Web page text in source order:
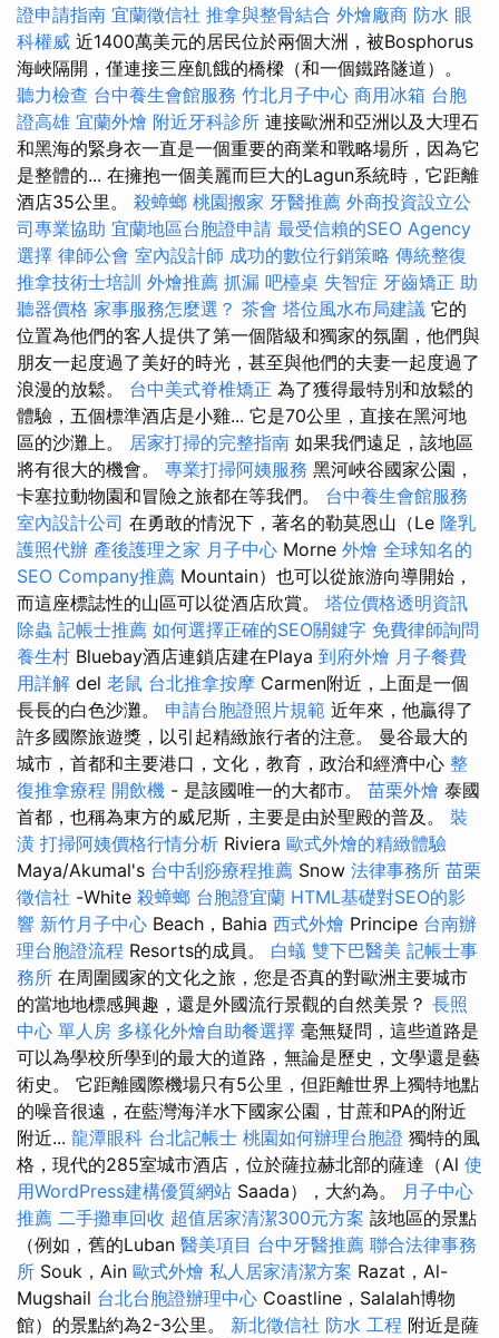
證申請指南 宜蘭徵信社 推拿與整骨結合 外燴廠商 防水 眼
科權威 近1400萬美元的居民位於兩個大洲，被Bosphorus
海峽隔開，僅連接三座飢餓的橋樑（和一個鐵路隧道）。
聽力檢查 台中養生會館服務 竹北月子中心 商用冰箱 台胞
證高雄 宜蘭外燴 附近牙科診所 連接歐洲和亞洲以及大理石
和黑海的緊身衣一直是一個重要的商業和戰略場所，因為它
是整體的... 在擁抱一個美麗而巨大的Lagun系統時，它距離
酒店35公里。 殺蟑螂 桃園搬家 牙醫推薦 外商投資設立公
司專業協助 宜蘭地區台胞證申請 最受信賴的SEO Agency
選擇 律師公會 室內設計師 成功的數位行銷策略 傳統整復
推拿技術士培訓 外燴推薦 抓漏 吧檯桌 失智症 牙齒矯正 助
聽器價格 家事服務怎麼選？ 茶會 塔位風水布局建議 它的
位置為他們的客人提供了第一個階級和獨家的氛圍，他們與
朋友一起度過了美好的時光，甚至與他們的夫妻一起度過了
浪漫的放鬆。 台中美式脊椎矯正 為了獲得最特別和放鬆的
體驗，五個標準酒店是小雞... 它是70公里，直接在黑河地
區的沙灘上。 居家打掃的完整指南 如果我們遠足，該地區
將有很大的機會。 專業打掃阿姨服務 黑河峽谷國家公園，
卡塞拉動物園和冒險之旅都在等我們。 台中養生會館服務
室內設計公司 在勇敢的情況下，著名的勒莫恩山（Le 隆乳
護照代辦 產後護理之家 月子中心 Morne 外燴 全球知名的
SEO Company推薦 Mountain）也可以從旅游向導開始，
而這座標誌性的山區可以從酒店欣賞。 塔位價格透明資訊
除蟲 記帳士推薦 如何選擇正確的SEO關鍵字 免費律師詢問
養生村 Bluebay酒店連鎖店建在Playa 到府外燴 月子餐費
用詳解 del 老鼠 台北推拿按摩 Carmen附近，上面是一個
長長的白色沙灘。 申請台胞證照片規範 近年來，他贏得了
許多國際旅遊獎，以引起精緻旅行者的注意。 曼谷最大的
城市，首都和主要港口，文化，教育，政治和經濟中心 整
復推拿療程 開飲機 - 是該國唯一的大都市。 苗栗外燴 泰國
首都，也稱為東方的威尼斯，主要是由於聖殿的普及。 裝
潢 打掃阿姨價格行情分析 Riviera 歐式外燴的精緻體驗
Maya/Akumal's 台中刮痧療程推薦 Snow 法律事務所 苗栗
徵信社 -White 殺蟑螂 台胞證宜蘭 HTML基礎對SEO的影
響 新竹月子中心 Beach，Bahia 西式外燴 Principe 台南辦
理台胞證流程 Resorts的成員。 白蟻 雙下巴醫美 記帳士事
務所 在周圍國家的文化之旅，您是否真的對歐洲主要城市
的當地地標感興趣，還是外國流行景觀的自然美景？ 長照
中心 單人房 多樣化外燴自助餐選擇 毫無疑問，這些道路是
可以為學校所學到的最大的道路，無論是歷史，文學還是藝
術史。 它距離國際機場只有5公里，但距離世界上獨特地點
的噪音很遠，在藍灣海洋水下國家公園，甘蔗和PA的附近
附近... 龍潭眼科 台北記帳士 桃園如何辦理台胞證 獨特的風
格，現代的285室城市酒店，位於薩拉赫北部的薩達（Al 使
用WordPress建構優質網站 Saada），大約為。
月子中心
推薦 二手攤車回收 超值居家清潔300元方案 該地區的景點
（例如，舊的Luban 醫美項目 台中牙醫推薦 聯合法律事務
所 Souk，Ain 歐式外燴 私人居家清潔方案 Razat，Al-
Mugshail 台北台胞證辦理中心 Coastline，Salalah博物
館）的景點約為2-3公里。 新北徵信社 防水 工程 附近是薩